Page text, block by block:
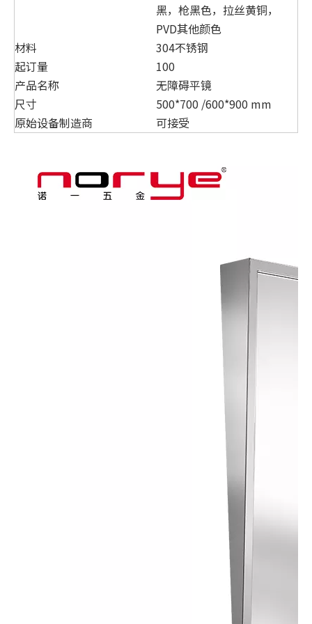
黑，枪黑色，拉丝黄铜，
PVD其他颜色
材料
304不锈钢
起订量
100
产品名称
无障碍平镜
尺寸
500*700 /600*900 mm
原始设备制造商
可接受